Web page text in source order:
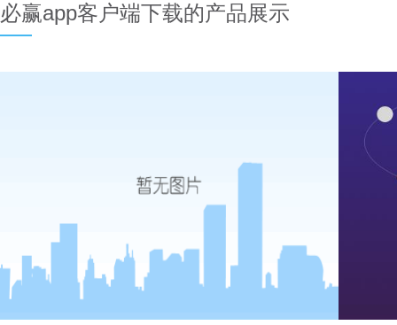
必赢app客户端下载的产品展示